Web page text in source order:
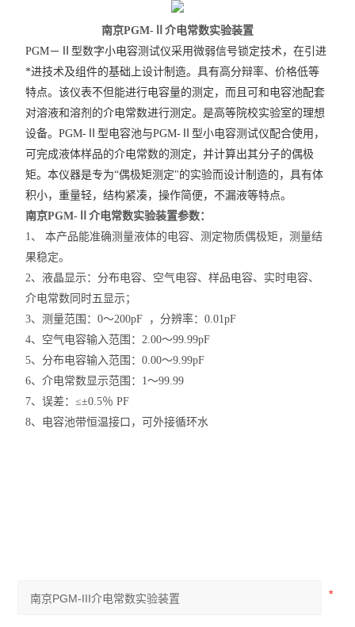
南京PGM-Ⅱ介电常数实验装置
PGM－Ⅱ型数字小电容测试仪采用微弱信号锁定技术，在引进
*进技术及组件的基础上设计制造。具有高分辩率、价格低等
特点。该仪表不但能进行电容量的测定，而且可和电容池配套
对溶液和溶剂的介电常数进行测定。是高等院校实验室的理想
设备。PGM-Ⅱ型电容池与PGM-Ⅱ型小电容测试仪配合使用，
可完成液体样品的介电常数的测定，并计算出其分子的偶极
矩。本仪器是专为“偶极矩测定"的实验而设计制造的，具有体
积小，重量轻，结构紧凑，操作简便，不漏液等特点。
南京PGM-Ⅱ介电常数实验装置参数：
1、 本产品能准确测量液体的电容、测定物质偶极矩，测量结
果稳定。
2、液晶显示：分布电容、空气电容、样品电容、实时电容、
介电常数同时五显示；
3、测量范围：0～200pF ，分辨率：0.01pF
4、空气电容输入范围：2.00～99.99pF
5、分布电容输入范围：0.00～9.99pF
6、介电常数显示范围：1～99.99
7、误差：≤±0.5％ PF
8、电容池带恒温接口，可外接循环水